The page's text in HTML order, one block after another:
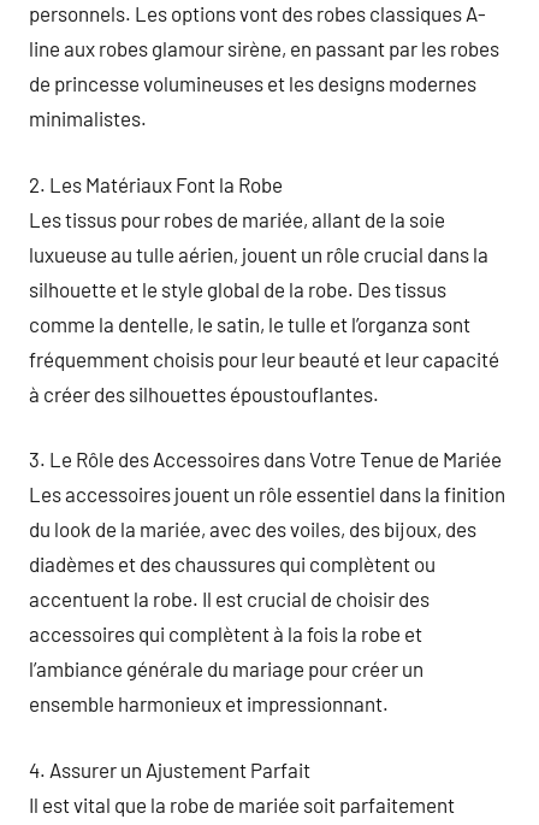
personnels. Les options vont des robes classiques A-
line aux robes glamour sirène, en passant par les robes
de princesse volumineuses et les designs modernes
minimalistes.
2. Les Matériaux Font la Robe
Les tissus pour robes de mariée, allant de la soie
luxueuse au tulle aérien, jouent un rôle crucial dans la
silhouette et le style global de la robe. Des tissus
comme la dentelle, le satin, le tulle et l’organza sont
fréquemment choisis pour leur beauté et leur capacité
à créer des silhouettes époustouflantes.
3. Le Rôle des Accessoires dans Votre Tenue de Mariée
Les accessoires jouent un rôle essentiel dans la finition
du look de la mariée, avec des voiles, des bijoux, des
diadèmes et des chaussures qui complètent ou
accentuent la robe. Il est crucial de choisir des
accessoires qui complètent à la fois la robe et
l’ambiance générale du mariage pour créer un
ensemble harmonieux et impressionnant.
4. Assurer un Ajustement Parfait
Il est vital que la robe de mariée soit parfaitement